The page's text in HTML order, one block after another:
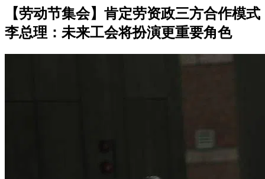
【劳动节集会】肯定劳资政三方合作模式
李总理：未来工会将扮演更重要角色